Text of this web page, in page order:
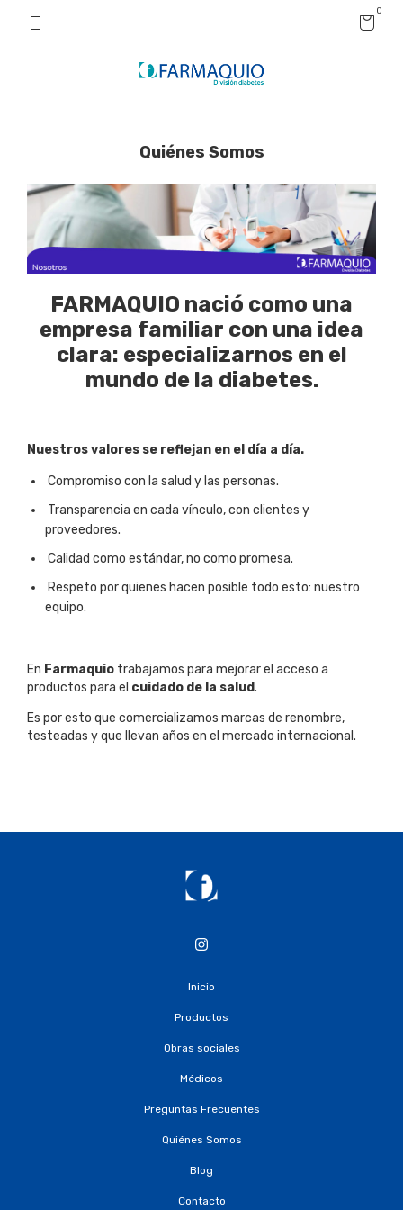
0
Quiénes Somos
FARMAQUIO nació como una
empresa familiar con una idea
clara: especializarnos en el
mundo de la diabetes.
Nuestros valores se reflejan en el día a día.
Compromiso con la salud y las personas.
Transparencia en cada vínculo, con clientes y
proveedores.
Calidad como estándar, no como promesa.
Respeto por quienes hacen posible todo esto: nuestro
equipo.
En Farmaquio trabajamos para mejorar el acceso a
productos para el cuidado de la salud.
Es por esto que comercializamos marcas de renombre,
testeadas y que llevan años en el mercado internacional.
Inicio
Productos
Obras sociales
Médicos
Preguntas Frecuentes
Quiénes Somos
Blog
Contacto